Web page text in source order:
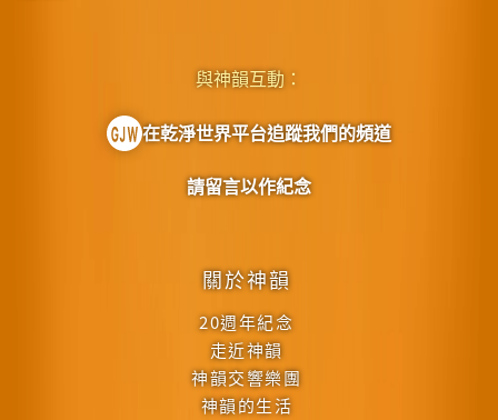
關於神韻
20週年紀念
走近神韻
神韻交響樂團
神韻的生活
與神韻互動：
在乾淨世界平台追蹤我們的頻道
請留言以作紀念